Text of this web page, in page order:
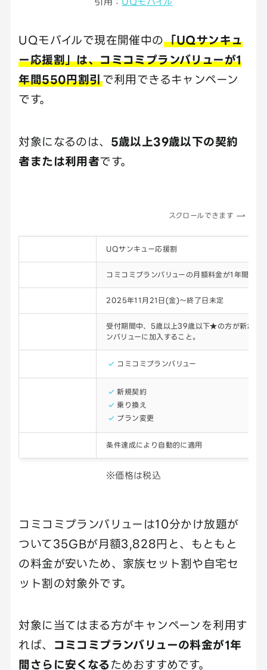
UQモバイルで現在開催中の「UQサンキュ
ー応援割」は、コミコミプランバリューが1
年間550円割引で利用できるキャンペーン
です。
対象になるのは、 5歳以上39歳以下の契約
者または利用者です。
スクロールできます
UQサンキュー応援割
コミコミプランバリューの月額料金が1年間550
2025年11月21日(金)～終了日未定
受付期間中、5歳以上39歳以下★の方が新たに
ンバリューに加入すること。
コミコミプランバリュー
新規契約
乗り換え
プラン変更
条件達成により自動的に適用
※価格は税込
コミコミプランバリューは10分かけ放題が
ついて35GBが月額3,828円と、もともと
の料金が安いため、家族セット割や自宅セ
ット割の対象外です。
対象に当てはまる方がキャンペーンを利用す
れば、
コミコミプランバリューの料金が1年
間さらに安くなるためおすすめです。